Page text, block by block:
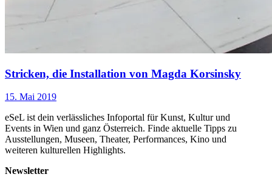
Stricken, die Installation von Magda Korsinsky
15. Mai 2019
eSeL ist dein verlässliches Infoportal für Kunst, Kultur und
Events in Wien und ganz Österreich. Finde aktuelle Tipps zu
Ausstellungen, Museen, Theater, Performances, Kino und
weiteren kulturellen Highlights.
Newsletter